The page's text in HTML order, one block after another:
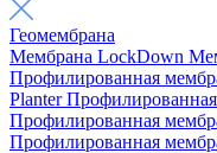
Геомембрана
Мембрана LockDown
Профилированная
Planter
Профилированная
Профилированная